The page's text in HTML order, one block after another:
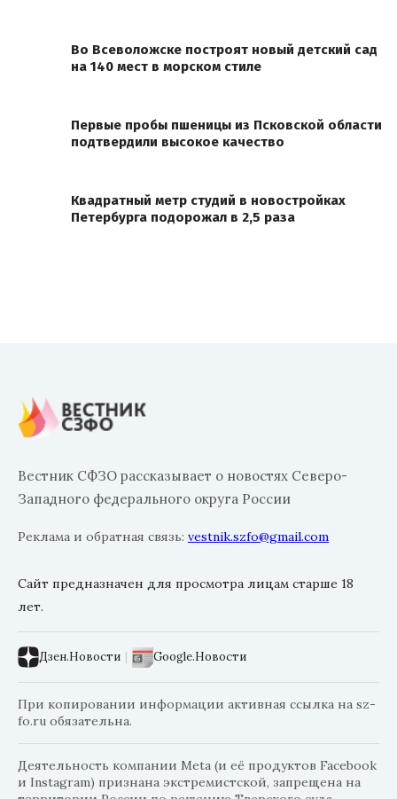
Во Всеволожске построят новый детский сад
на 140 мест в морском стиле
Первые пробы пшеницы из Псковской области
подтвердили высокое качество
Квадратный метр студий в новостройках
Петербурга подорожал в 2,5 раза
Вестник СФЗО рассказывает о новостях Северо-
Западного федерального округа России
Реклама и обратная связь: vestnik.szfo@gmail.com
Сайт предназначен для просмотра лицам старше 18
лет.
Дзен.Новости | Google.Новости
При копировании информации активная ссылка на sz-
fo.ru обязательна.
Деятельность компании Meta (и её продуктов Facebook
и Instagram) признана экстремистской, запрещена на